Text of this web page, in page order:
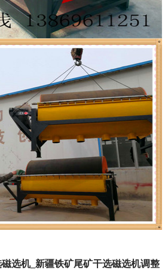
选机_新疆铁矿尾矿干选磁选机调整